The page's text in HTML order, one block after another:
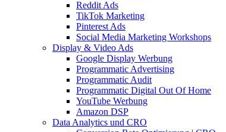
Reddit Ads
TikTok Marketing
Pinterest Ads
Social Media Marketing Workshops
Display & Video Ads
Google Display Werbung
Programmatic Advertising
Programmatic Audit
Programmatic Digital Out Of Home
YouTube Werbung
Amazon DSP
Data Analytics und CRO